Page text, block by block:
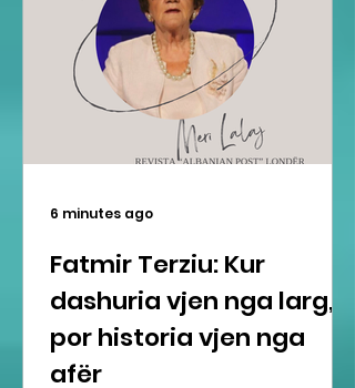
Fatmir Terziu: Kur
dashuria vjen nga larg,
por historia vjen nga
afër
6 minutes ago